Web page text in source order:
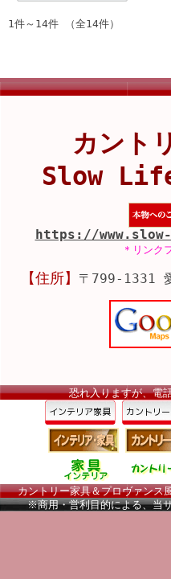
1件～14件 （全14件）
カント
Slow
https://
＊リンク
【住所】 〒799-1331
恐れ入りますが、電
カントリー家具＆プロヴァン
※商用・営利目的による、当